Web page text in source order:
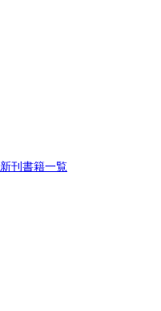
新刊書籍一覧